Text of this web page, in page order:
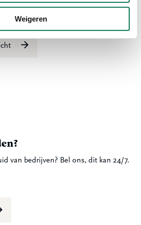
Weigeren
van bedrijven? Bel ons, dit kan 24/7.